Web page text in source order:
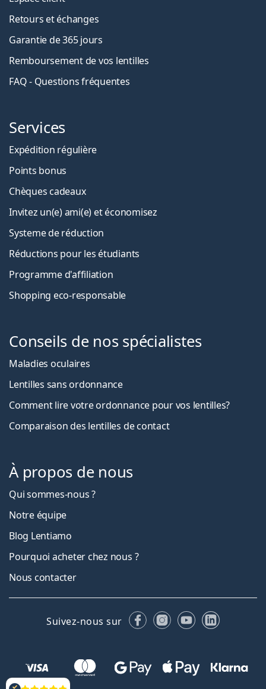
Retours et échanges
Garantie de 365 jours
Remboursement de vos lentilles
FAQ - Questions fréquentes
Services
Expédition régulière
Points bonus
Chèques cadeaux
Invitez un(e) ami(e) et économisez
Systeme de réduction
Réductions pour les étudiants
Programme d'affiliation
Shopping eco-responsable
Conseils de nos spécialistes
Maladies oculaires
Lentilles sans ordonnance
Comment lire votre ordonnance pour vos lentilles?
Comparaison des lentilles de contact
À propos de nous
Qui sommes-nous ?
Notre équipe
Blog Lentiamo
Pourquoi acheter chez nous ?
Nous contacter
Suivez-nous sur FacebookInstagram
YouTubeLinkedIn